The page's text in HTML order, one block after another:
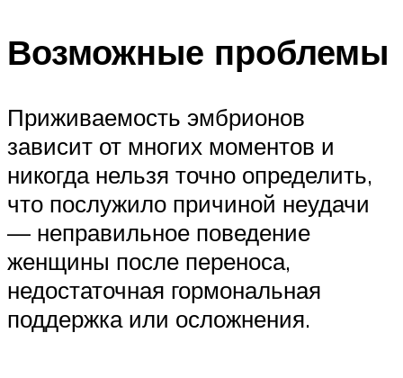
Возможные проблемы
Приживаемость эмбрионов
зависит от многих моментов и
никогда нельзя точно определить,
что послужило причиной неудачи
— неправильное поведение
женщины после переноса,
недостаточная гормональная
поддержка или осложнения.